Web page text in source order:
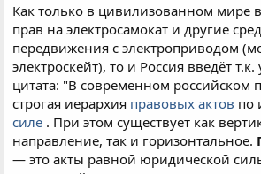
Как только в цивилизованном мире
прав на электросамокат и другие
передвижения с электроприводом
электроскейт), то и Россия введёт т.к.
цитата: "В современном российском
строгая иерархия правовых актов по
силе . При этом существует как
направление, так и горизонтальное.
— это акты равной юридической